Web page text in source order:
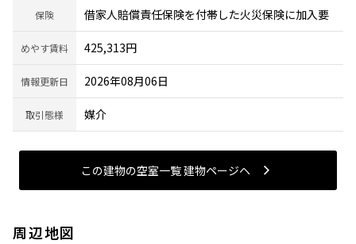
保険 借家人賠償責任保険を付帯した火災保険に加入要
めやす賃料 425,313円
情報更新日 2026年08月06日
取引態様 媒介
この建物の空室一覧 建物ページヘ
周辺地図